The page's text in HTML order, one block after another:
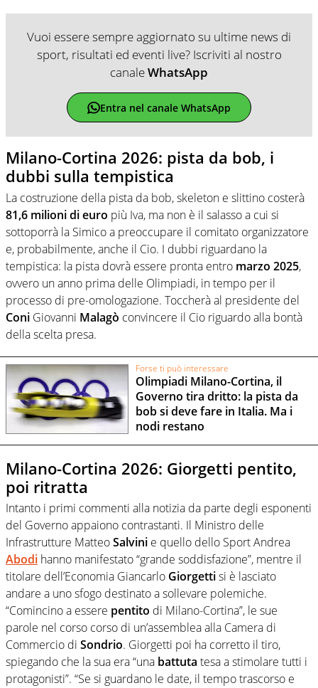
Vuoi essere sempre aggiornato su ultime news di
sport, risultati ed eventi live? Iscriviti al nostro
canaleWhatsApp
Entra nel canale WhatsApp
Milano-Cortina 2026: pista da bob, i
dubbi sulla tempistica
La costruzione della pista da bob, skeleton e slittino costerà
81,6 milioni di euro più Iva, ma non è il salasso a cui si
sottoporrà la Simico a preoccupare il comitato organizzatore
e, probabilmente, anche il Cio. I dubbi riguardano la
tempistica: la pista dovrà essere pronta entro marzo 2025,
ovvero un anno prima delle Olimpiadi, in tempo per il
processo di pre-omologazione. Toccherà al presidente del
Coni Giovanni Malagò convincere il Cio riguardo alla bontà
della scelta presa.
Forse ti può interessare
Olimpiadi Milano-Cortina, il
Governo tira dritto: la pista da
bob si deve fare in Italia. Ma i
nodi restano
Milano-Cortina 2026: Giorgetti pentito,
poi ritratta
Intanto i primi commenti alla notizia da parte degli esponenti
del Governo appaiono contrastanti. Il Ministro delle
Infrastrutture MatteoSalvini e quello dello Sport Andrea
Abodi hanno manifestato “grande soddisfazione”, mentre il
titolare dell’Economia Giancarlo Giorgettisi è lasciato
andare a uno sfogo destinato a sollevare polemiche.
“Comincino a essere pentito di Milano-Cortina”, le sue
parole nel corso corso di un’assemblea alla Camera di
Commercio di Sondrio. Giorgetti poi ha corretto il tiro,
spiegando che la sua era “una battuta tesa a stimolare tutti i
protagonisti”. “Se si guardano le date, il tempo trascorso e